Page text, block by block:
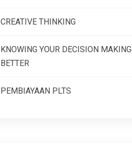
CREATIVE THINKING
KNOWING YOUR DECISION MAKING
BETTER
PEMBIAYAAN PLTS